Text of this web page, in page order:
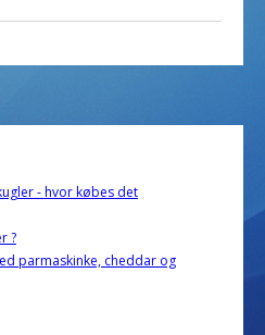
- hvor købes det
?
parmaskinke, cheddar og